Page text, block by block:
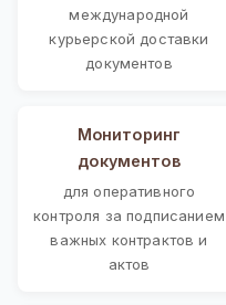
международной
курьерской доставки
документов
Мониторинг
документов
для оперативного
контроля за подписанием
важных контрактов и
актов